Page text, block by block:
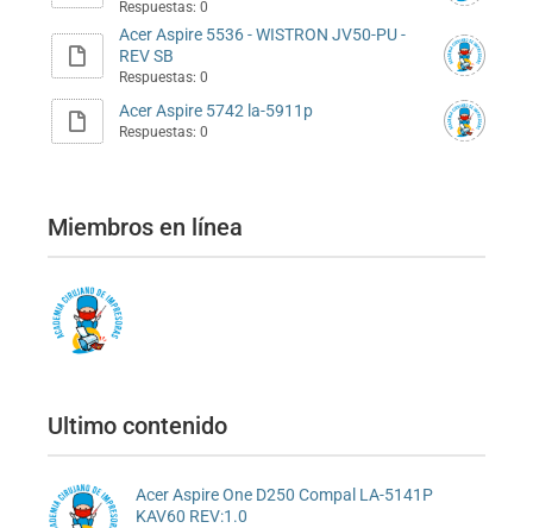
Respuestas: 0
Acer Aspire 5536 - WISTRON JV50-PU -
REV SB
Respuestas: 0
Acer Aspire 5742 la-5911p
Respuestas: 0
Miembros en línea
Ultimo contenido
Acer Aspire One D250 Compal LA-5141P
KAV60 REV:1.0